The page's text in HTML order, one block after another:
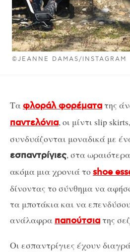
©JEANNE DAMAS/INSTAGRAM
Ταφλοράλ φορέματατης
παντελόνια, οι μίντι slip
συνδυάζονται μοναδικά με
εσπαντρίγιες, στα ωραιότερα
ακόμα μια χρονιά τοshoe
δίνοντας το σύνθημα να
τα μποτάκια και να
ανάλαφρα παπούτσιατης
Οι εσπαντρίγιες έχουν